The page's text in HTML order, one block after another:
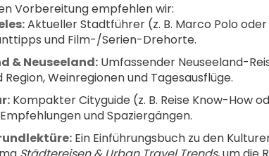
Vorbereitung empfehlen wir:
Aktueller Stadtführer (z. B. Marco Polo
und Film-/Serien-Drehorte.
& Neuseeland: Umfassender Neuseeland-
Region, Weinregionen und Tagesausflüge.
Kompakter Cityguide (z. B. Reise Know-How
und Spaziergängen.
Ein Einführungsbuch zu den